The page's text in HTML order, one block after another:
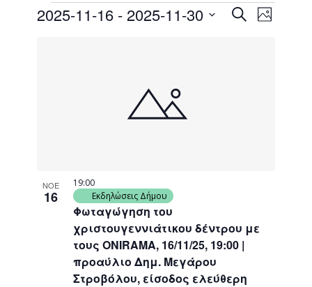
Events
SearchEvent
Views
Photo
2025-11-16 - 2025-11-30
ΝΟΕ
16
Φωταγώγηση του
χριστουγεννιάτικου δέντρου με
τους ONIRAMA, 16/11/25, 19:00 |
προαύλιο Δημ. Μεγάρου
Στροβόλου, είσοδος ελεύθερη
19:00
Εκδηλώσεις Δήμου